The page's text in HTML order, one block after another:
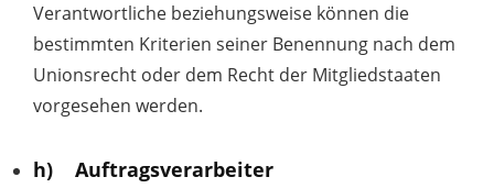
Verantwortliche beziehungsweise können die
bestimmten Kriterien seiner Benennung nach dem
Unionsrecht oder dem Recht der Mitgliedstaaten
vorgesehen werden.
h) Auftragsverarbeiter